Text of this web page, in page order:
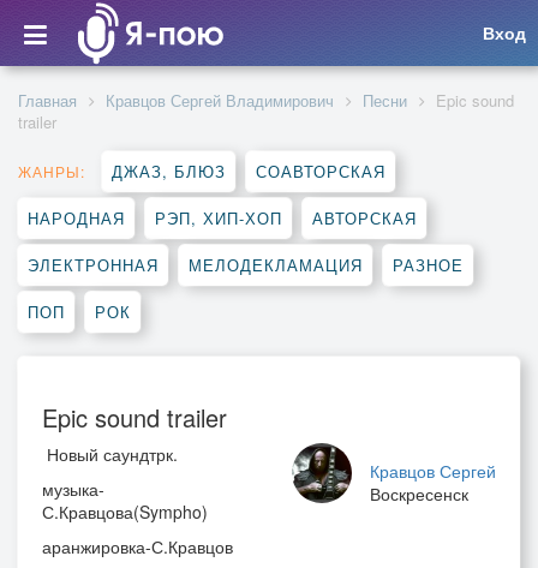
Вход
Главная Кравцов Сергей Владимирович Песни
Epic sound
trailer
ЖАНРЫ: ДЖАЗ, БЛЮЗ СОАВТОРСКАЯ
НАРОДНАЯ РЭП, ХИП-ХОП АВТОРСКАЯ
ЭЛЕКТРОННАЯ МЕЛОДЕКЛАМАЦИЯ РАЗНОЕ
ПОП РОК
Epic sound trailer
Кравцов Сергей
Воскресенск
Новый саундтрк.
музыка-
С.Кравцова(Sympho)
аранжировка-С.Кравцов